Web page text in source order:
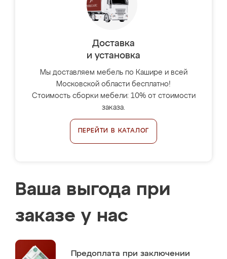
Доставка
и установка
Мы доставляем мебель по Кашире и всей
Московской области бесплатно!
Стоимость сборки мебели: 10% от стоимости
заказа.
ПЕРЕЙТИ В КАТАЛОГ
Ваша выгода при
заказе у нас
Предоплата при заключении